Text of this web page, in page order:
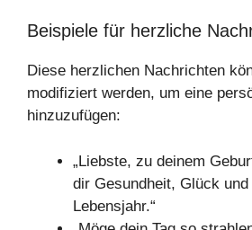
Beispiele für herzliche
Diese herzlichen Nachrichten
modifiziert werden, um eine
hinzuzufügen:
„Liebste, zu deinem
dir Gesundheit, Glück
Lebensjahr.“